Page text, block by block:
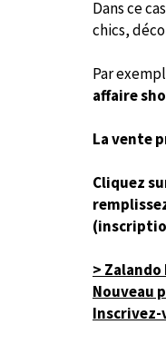
Dans ce
chics,
Par
affaire
La vente
Cliquez
> Zalando
Nouveau